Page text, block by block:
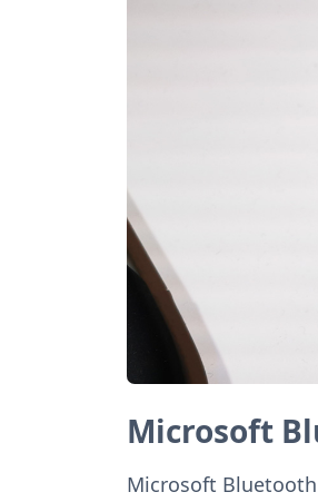
Microsoft
Microsoft